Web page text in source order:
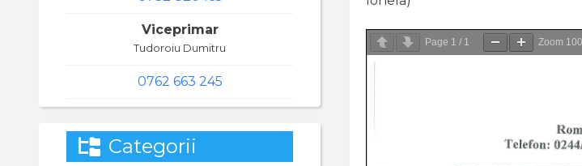
Page 1 / 1 Zoom
Viceprimar
Tudoroiu Dumitru
0762 663 245
Categorii